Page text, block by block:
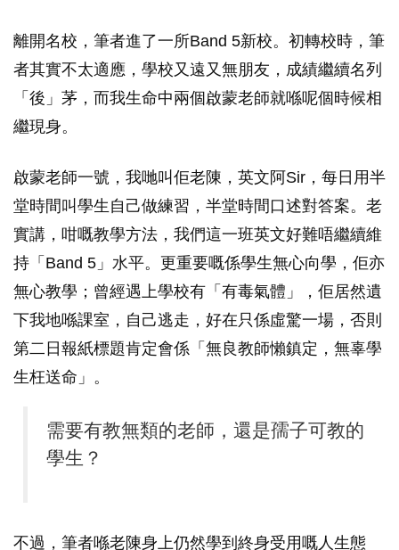
離開名校，筆者進了一所Band 5新校。初轉校時，筆
者其實不太適應，學校又遠又無朋友，成績繼續名列
「後」茅，而我生命中兩個啟蒙老師就喺呢個時候相
繼現身。
啟蒙老師一號，我哋叫佢老陳，英文阿Sir，每日用半
堂時間叫學生自己做練習，半堂時間口述對答案。老
實講，咁嘅教學方法，我們這一班英文好難唔繼續維
持「Band 5」水平。更重要嘅係學生無心向學，佢亦
無心教學；曾經遇上學校有「有毒氣體」，佢居然遺
下我地喺課室，自己逃走，好在只係虛驚一場，否則
第二日報紙標題肯定會係「無良教師懶鎮定，無辜學
生枉送命」。
需要有教無類的老師，還是孺子可教的
學生？
不過，筆者喺老陳身上仍然學到終身受用嘅人生態